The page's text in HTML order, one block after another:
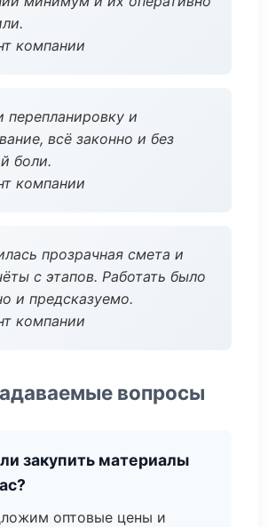
компании
перепланировку и
всё законно и без
боли.
компании
прозрачная смета и
с этапов. Работать было
и предсказуемо.
компании
вопросы
закупить материалы
оптовые цены и